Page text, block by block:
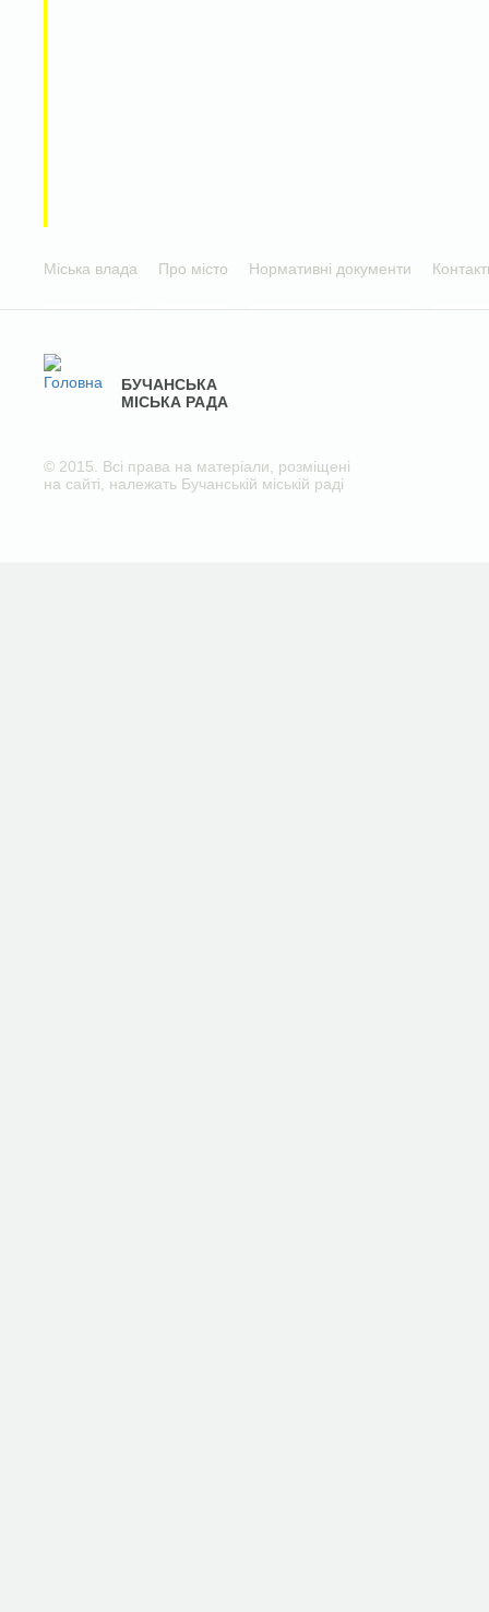
Міська влада Про місто Нормативні документи
БУЧАНСЬКА
МІСЬКА РАДА
© 2015. Всі права на матеріали, розміщені
на сайті, належать Бучанській міській раді